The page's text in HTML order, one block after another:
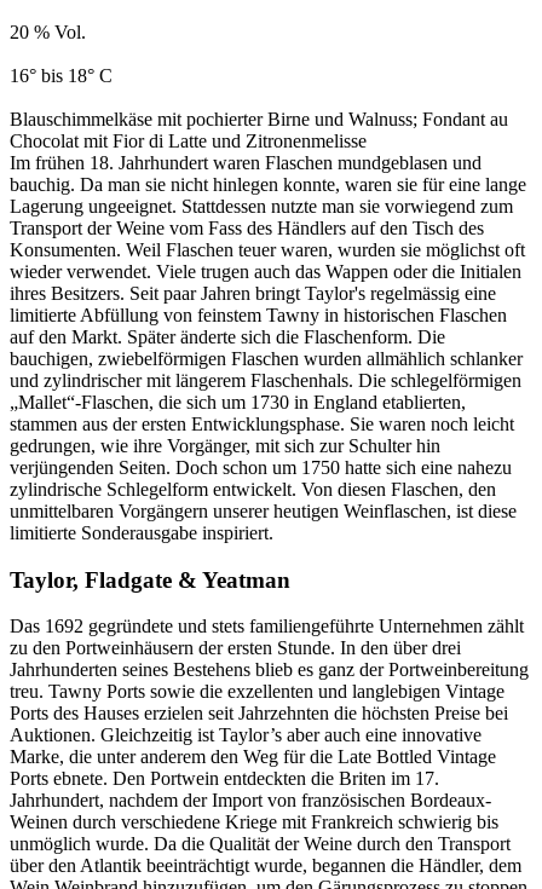
20 % Vol.
16° bis 18° C
Blauschimmelkäse mit pochierter Birne und Walnuss; Fondant au
Chocolat mit Fior di Latte und Zitronenmelisse
Im frühen 18. Jahrhundert waren Flaschen mundgeblasen und
bauchig. Da man sie nicht hinlegen konnte, waren sie für eine lange
Lagerung ungeeignet. Stattdessen nutzte man sie vorwiegend zum
Transport der Weine vom Fass des Händlers auf den Tisch des
Konsumenten. Weil Flaschen teuer waren, wurden sie möglichst oft
wieder verwendet. Viele trugen auch das Wappen oder die Initialen
ihres Besitzers. Seit paar Jahren bringt Taylor's regelmässig eine
limitierte Abfüllung von feinstem Tawny in historischen Flaschen
auf den Markt. Später änderte sich die Flaschenform. Die
bauchigen, zwiebelförmigen Flaschen wurden allmählich schlanker
und zylindrischer mit längerem Flaschenhals. Die schlegelförmigen
„Mallet“-Flaschen, die sich um 1730 in England etablierten,
stammen aus der ersten Entwicklungsphase. Sie waren noch leicht
gedrungen, wie ihre Vorgänger, mit sich zur Schulter hin
verjüngenden Seiten. Doch schon um 1750 hatte sich eine nahezu
zylindrische Schlegelform entwickelt. Von diesen Flaschen, den
unmittelbaren Vorgängern unserer heutigen Weinflaschen, ist diese
limitierte Sonderausgabe inspiriert.
Taylor, Fladgate & Yeatman
Das 1692 gegründete und stets familiengeführte Unternehmen zählt
zu den Portweinhäusern der ersten Stunde. In den über drei
Jahrhunderten seines Bestehens blieb es ganz der Portweinbereitung
treu. Tawny Ports sowie die exzellenten und langlebigen Vintage
Ports des Hauses erzielen seit Jahrzehnten die höchsten Preise bei
Auktionen. Gleichzeitig ist Taylor’s aber auch eine innovative
Marke, die unter anderem den Weg für die Late Bottled Vintage
Ports ebnete. Den Portwein entdeckten die Briten im 17.
Jahrhundert, nachdem der Import von französischen Bordeaux-
Weinen durch verschiedene Kriege mit Frankreich schwierig bis
unmöglich wurde. Da die Qualität der Weine durch den Transport
über den Atlantik beeinträchtigt wurde, begannen die Händler, dem